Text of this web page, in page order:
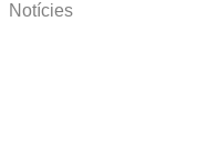
Notícies